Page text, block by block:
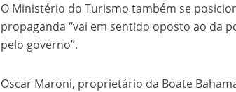
O Ministério do Turismo também se
propaganda “vai em sentido oposto ao da
pelo governo”.
Oscar Maroni, proprietário da Boate